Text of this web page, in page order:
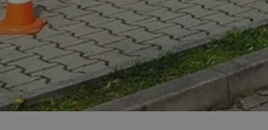
Niezbędne pliki
zarządzanie kontem.